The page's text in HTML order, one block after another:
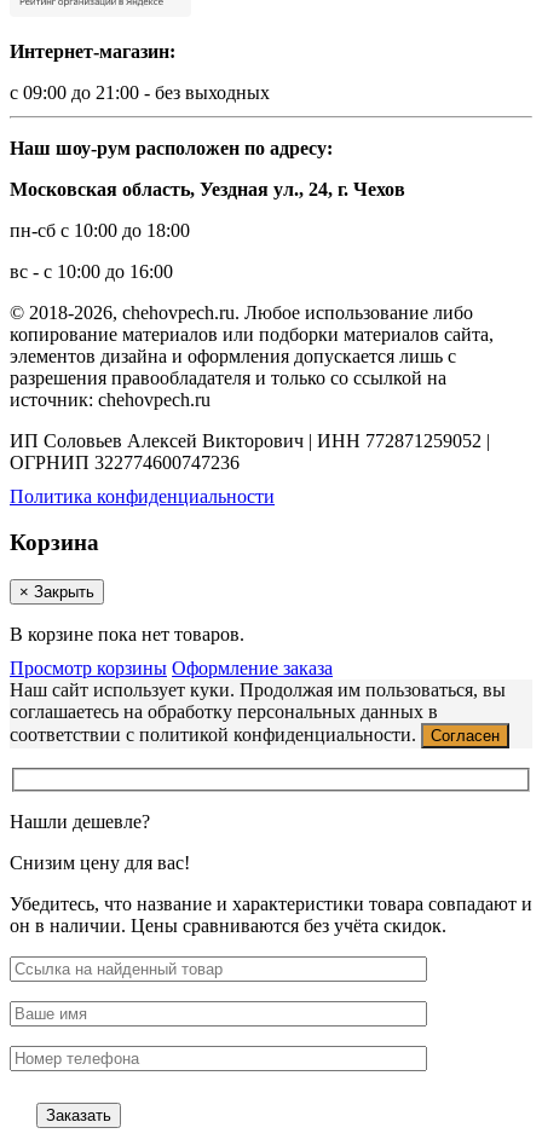
Интернет-магазин:
с 09:00 до 21:00 - без выходных
Наш шоу-рум расположен по адресу:
Московская область, Уездная ул., 24, г. Чехов
пн-сб с 10:00 до 18:00
вс - с 10:00 до 16:00
© 2018-2026, chehovpech.ru. Любое использование либо
копирование материалов или подборки материалов сайта,
элементов дизайна и оформления допускается лишь с
разрешения правообладателя и только со ссылкой на
источник: chehovpech.ru
ИП Соловьев Алексей Викторович | ИНН 772871259052 |
ОГРНИП 322774600747236
Политика конфиденциальности
Корзина
× Закрыть
В корзине пока нет товаров.
Просмотр корзины Оформление заказа
Наш сайт использует куки. Продолжая им пользоваться, вы
соглашаетесь на обработку персональных данных в
соответствии с политикой конфиденциальности.
Согласен
Нашли дешевле?
Снизим цену для вас!
Убедитесь, что название и характеристики товара совпадают и
он в наличии. Цены сравниваются без учёта скидок.